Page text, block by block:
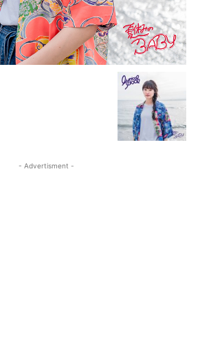
- Advertisment -